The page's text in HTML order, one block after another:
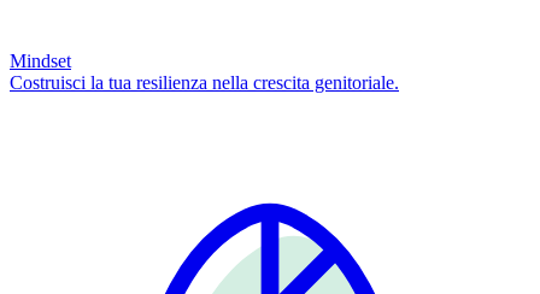
Mindset
Costruisci la tua resilienza nella crescita genitoriale.